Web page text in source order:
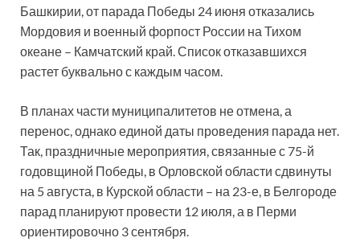
Башкирии, от парада Победы 24 июня отказались
Мордовия и военный форпост России на Тихом
океане – Камчатский край. Список отказавшихся
растет буквально с каждым часом.
В планах части муниципалитетов не отмена, а
перенос, однако единой даты проведения парада нет.
Так, праздничные мероприятия, связанные с 75-й
годовщиной Победы, в Орловской области сдвинуты
на 5 августа, в Курской области – на 23-е, в Белгороде
парад планируют провести 12 июля, а в Перми
ориентировочно 3 сентября.